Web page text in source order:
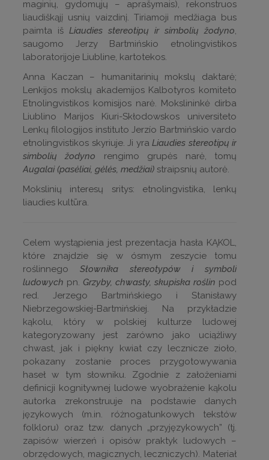
maginių, gydomųjų – aprašymais), rekonstruos
liaudiškąjį usnių vaizdinį. Tiriamoji medžiaga bus
paimta iš Liaudies stereotipų ir simbolių žodyno,
saugomo Jerzy Bartmińskio etnolingvistikos
laboratorijoje Liubline, kartotekos.
Anna Kaczan – humanitarinių mokslų daktarė;
Lenkijos mokslų akademijos Kalbotyros komiteto
Etnolingvistikos komisijos narė. Mokslininkė dirba
Liublino Marijos Kiuri-Skłodowskos universiteto
Lenkų filologijos instituto Jerzío Bartmińskio vardo
etnolingvistikos skyriuje. Ji yra Liaudies stereotipų ir
simbolių žodyno rengimo grupės narė, tomų
Augalai (pasėliai, gėlės, medžiai) straipsnių autorė.
Mokslinių interesų sritys: etnolingvistika, lenkų
liaudies kultūra.
Celem wystąpienia jest prezentacja hasła KĄKOL,
które znajdzie się w ósmym zeszycie tomu
roślinnego Słownika stereotypów i symboli
ludowych pn. Grzyby, chwasty, skupiska roślin pod
red. Jerzego Bartmińskiego i Stanisławy
Niebrzegowskiej-Bartmińskiej. Na przykładzie
kąkolu, który w polskiej kulturze ludowej
kategoryzowany jest zarówno jako uciążliwy
chwast, jak i piękny kwiat czy lecznicze zioło,
pokazany zostanie proces przygotowywania
haseł w tym słowniku. Zgodnie z założeniami
definicji kognitywnej ludowe wyobrażenie kąkolu
autorka zrekonstruuje na podstawie danych
językowych (m.in. różnogatunkowych tekstów
folkloru) oraz tzw. danych „przyjęzykowych” (tj.
zapisów wierzeń i opisów praktyk ludowych –
obrzędowych, magicznych, leczniczych). Materiał